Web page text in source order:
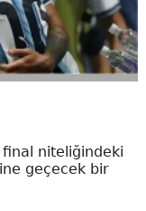
final niteliğindeki
geçecek bir